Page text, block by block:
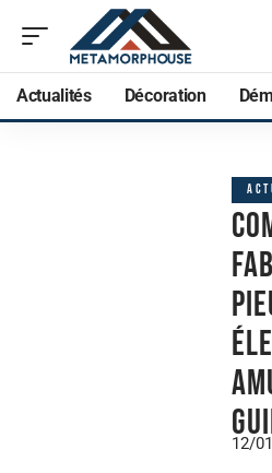
Actualités Décoration
12/